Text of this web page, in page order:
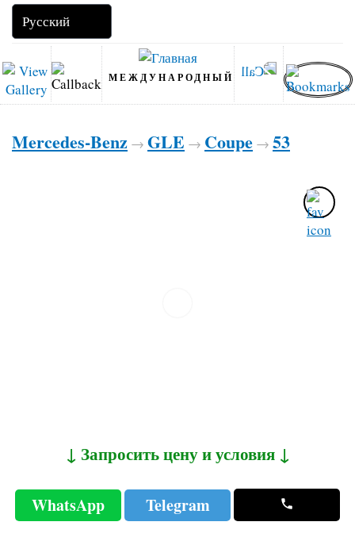
МЕЖДУНАРОДНЫЙ
Mercedes-Benz → GLE → Coupe → 53
↓ Запросить цену и условия ↓
WhatsApp Telegram